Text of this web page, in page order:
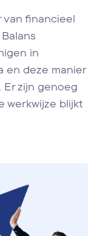
van financieel
in
en deze manier
zijn genoeg
werkwijze blijkt